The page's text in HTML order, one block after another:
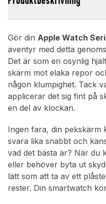
Gör din Apple Watch
äventyr med detta
Det är som en osynlig
skärm mot elaka repor
någon klumpighet. Tack
applicerar det sig fint på
en del av klockan.
Ingen fara, din pekskärm
svara lika snabbt och
vad det bästa är? När du
eller behöver byta ut
lätt som att ta av ett
rester. Din smartwatch